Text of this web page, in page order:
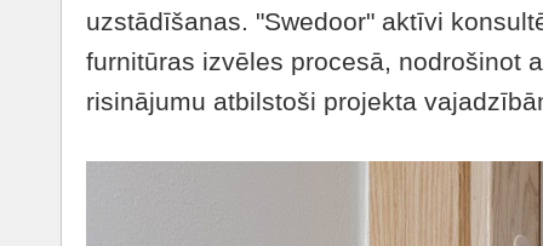
uzstādīšanas. "Swedoor" aktīvi
furnitūras izvēles procesā, nodrošinot
risinājumu atbilstoši projekta